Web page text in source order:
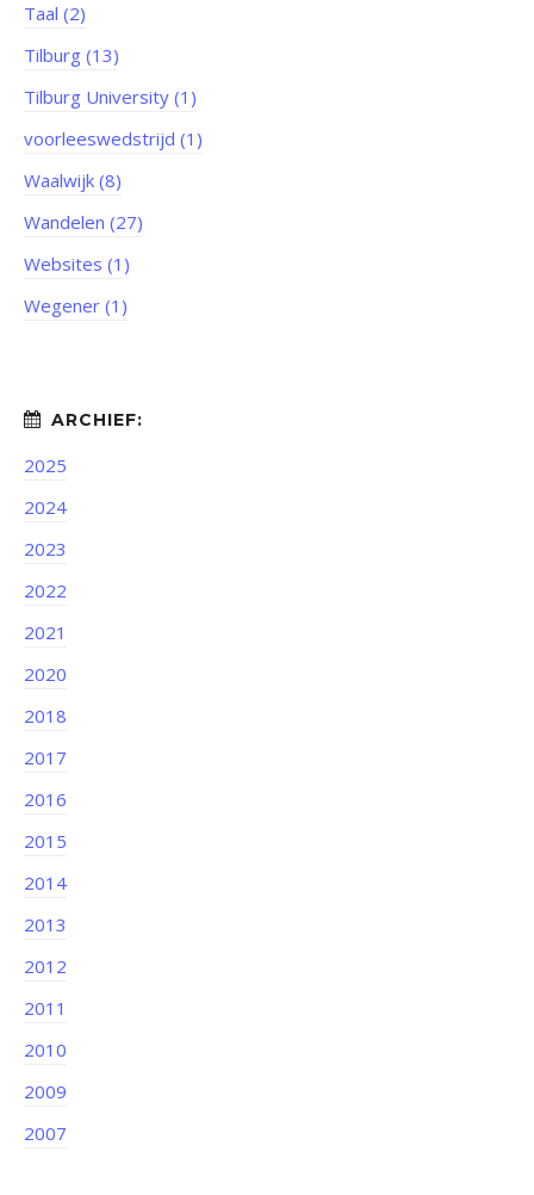
Taal (2)
Tilburg (13)
Tilburg University (1)
voorleeswedstrijd (1)
Waalwijk (8)
Wandelen (27)
Websites (1)
Wegener (1)
2025
2024
2023
2022
2021
2020
2018
2017
2016
2015
2014
2013
2012
2011
2010
2009
2007